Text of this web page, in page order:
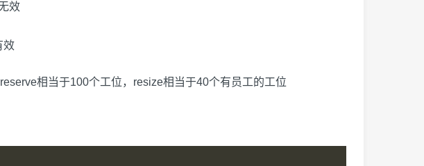
效
效
相当于100个工位，resize相当于40个有员工的工位